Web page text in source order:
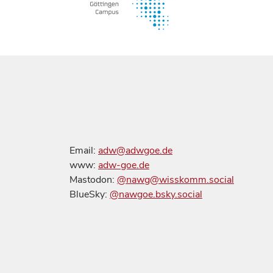
Email: adw@adwgoe.de
www: adw-goe.de
Mastodon: @nawg@wisskomm.social
BlueSky: @nawgoe.bsky.social